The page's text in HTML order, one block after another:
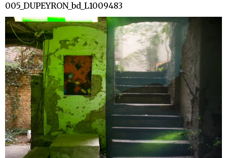
005_DUPEYRON_bd_L1009483